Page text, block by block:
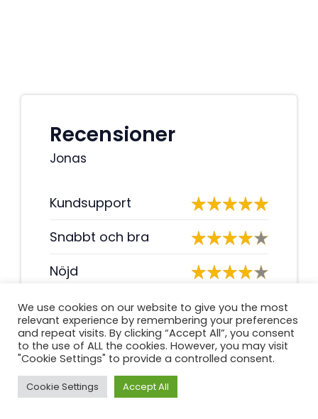
Recensioner
Jonas
Kundsupport
Snabbt och bra
Nöjd
Summary
Kundtjänsten är utmärkt och de
har alltid haft tålamod att svara
på alla mina frågor. Själva lånet
var riktigt snabbt och enkelt att få.
We use cookies on our website to give you the most
relevant experience by remembering your preferences
and repeat visits. By clicking “Accept All”, you consent
to the use of ALL the cookies. However, you may visit
"Cookie Settings" to provide a controlled consent.
Cookie Settings Accept All